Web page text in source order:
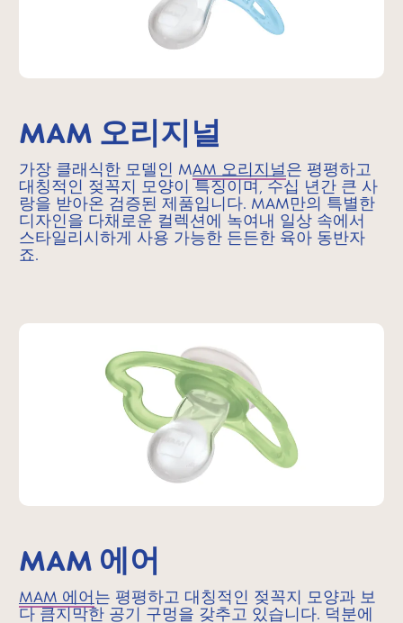
MAM 오리지널
가장 클래식한 모델인 MAM 오리지널 은 평평하고
대칭적인 젖꼭지 모양이 특징이며, 수십 년간 큰 사
랑을 받아온 검증된 제품입니다. MAM만의 특별한
디자인을 다채로운 컬렉션에 녹여내 일상 속에서
스타일리시하게 사용 가능한 든든한 육아 동반자
죠.
MAM 에어
MAM 에어 는 평평하고 대칭적인 젖꼭지 모양과 보
다 큼지막한 공기 구멍을 갖추고 있습니다. 덕분에